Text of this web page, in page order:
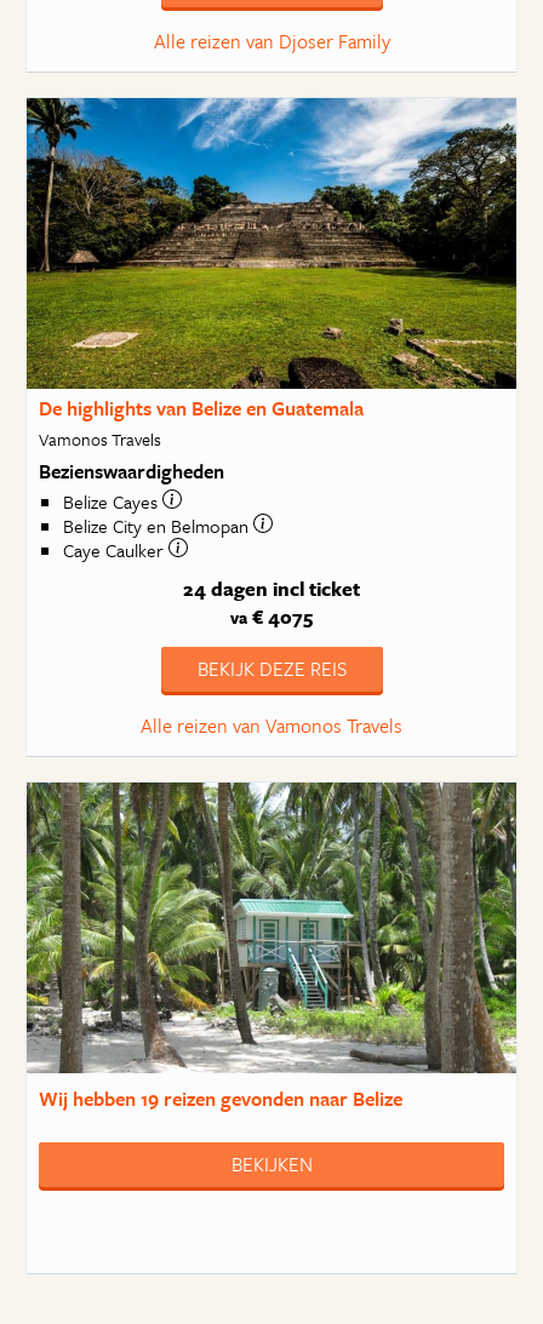
Alle reizen van Djoser Family
De highlights van Belize en Guatemala
Vamonos Travels
Bezienswaardigheden
Belize Cayes
Belize City en Belmopan
Caye Caulker
24 dagen incl ticket
va € 4075
BEKIJK DEZE REIS
Alle reizen van Vamonos Travels
Wij hebben19 reizengevonden naar Belize
BEKIJKEN